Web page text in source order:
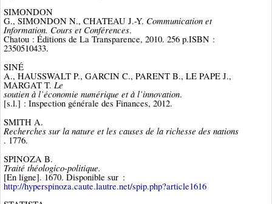
SIMONDON
G., SIMONDON N., CHATEAU J.-Y. Communication et
Information. Cours et Conférences.
Chatou : Éditions de La Transparence, 2010. 256 p.ISBN :
2350510433.
SINÉ
A., HAUSSWALT P., GARCIN C., PARENT B., LE PAPE J.,
MARGAT T. Le
soutien à l’économie numérique et à l’innovation.
[s.l.] : Inspection générale des Finances, 2012.
SMITH A.
Recherches sur la nature et les causes de la richesse des nations
. 1776.
SPINOZA B.
Traité théologico-politique.
[En ligne]. 1670. Disponible sur :
http://hyperspinoza.caute.lautre.net/spip.php?article1616